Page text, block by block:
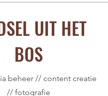
UIT HET
BOS
beheer // content creatie
// fotografie